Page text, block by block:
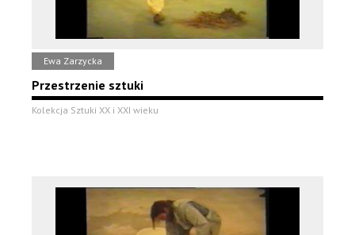
Ewa Zarzycka
Przestrzenie sztuki
Kolekcja Sztuki XX i XXI wieku